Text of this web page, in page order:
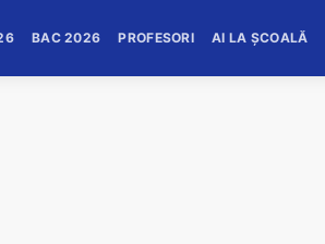
BAC 2026 PROFESORI AI LA ȘCOALĂ